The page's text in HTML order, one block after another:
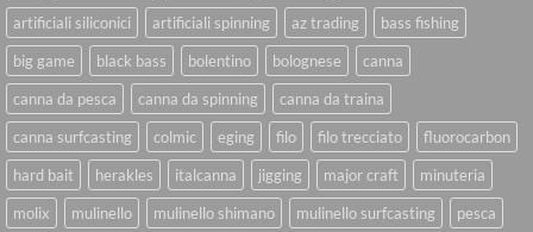
artificiali siliconici
artificiali spinning az trading
bass fishing
big game
black bass bolentino bolognese
canna
canna da pesca
canna da spinning
canna da traina
canna surfcasting
colmic eging filo filo trecciato
fluorocarbon
hard bait
herakles italcanna jigging major craft
minuteria
molix
mulinello mulinello shimano mulinello surfcasting
pesca